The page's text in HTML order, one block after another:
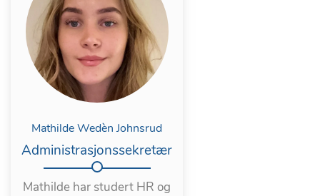
Mathilde Wedèn Johnsrud
Administrasjonssekretær
Mathilde har studert HR og